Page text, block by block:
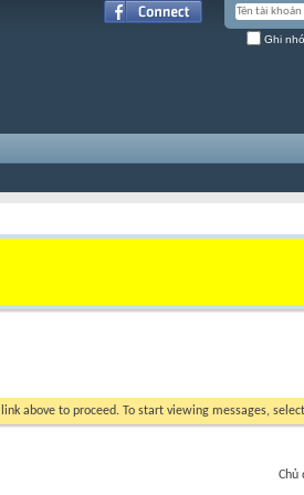
Ghi
above to proceed. To start viewing messages,
Chủ